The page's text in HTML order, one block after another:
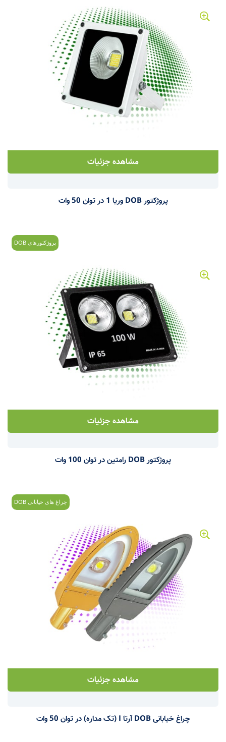
مشاهده جزئیات
پروژکتور DOB وریا 1 در توان 50 وات
پروژکتورهای DOB
مشاهده جزئیات
پروژکتور DOB رامتین در توان 100 وات
چراغ های خیابانی DOB
مشاهده جزئیات
چراغ خیابانی DOB آرتا I (تک مداره) در توان 50 وات